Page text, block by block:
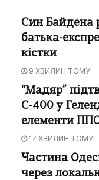
Син Байдена
батька-
кістки
9 ХВИЛИН ТОМУ
“Мадяр”
С-400 у
елементи
17 ХВИЛИН ТОМУ
Частина
через